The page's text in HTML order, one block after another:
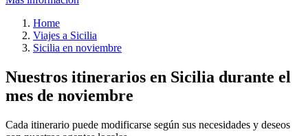
Home
Viajes a Sicilia
Sicilia en noviembre
Nuestros itinerarios en Sicilia durante el
mes de noviembre
Cada itinerario puede modificarse según sus necesidades y deseos